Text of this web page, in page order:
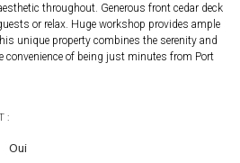
throughout. Generous front cedar deck
or relax. Huge workshop provides ample
unique property combines the serenity and
convenience of being just minutes from Port
:
Oui